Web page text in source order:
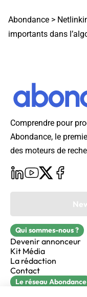
Abondance >
importants dans
Comprendre pour
Abondance, le
des moteurs de
Qui sommes-nous ?
Devenir annonceur
Kit Média
La rédaction
Contact
Le réseau Abondance